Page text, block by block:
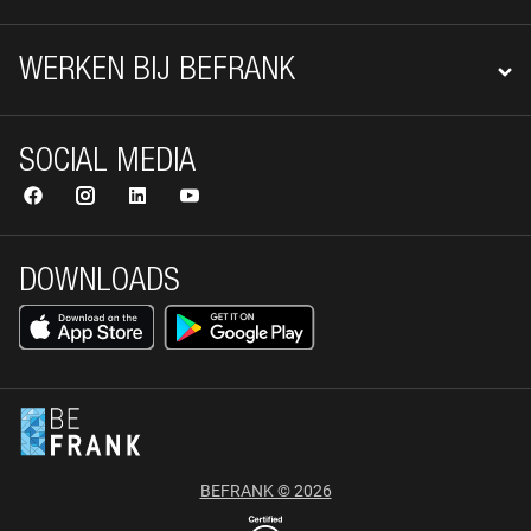
WERKEN BIJ BEFRANK
DOWNLOADS
SOCIAL MEDIA
BEFRANK © 2026